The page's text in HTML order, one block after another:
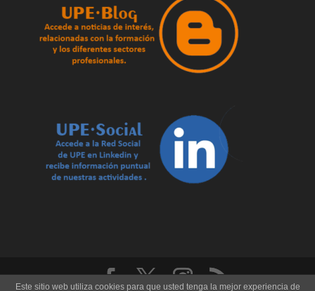
Este sitio web utiliza cookies para que usted tenga la mejor experiencia de